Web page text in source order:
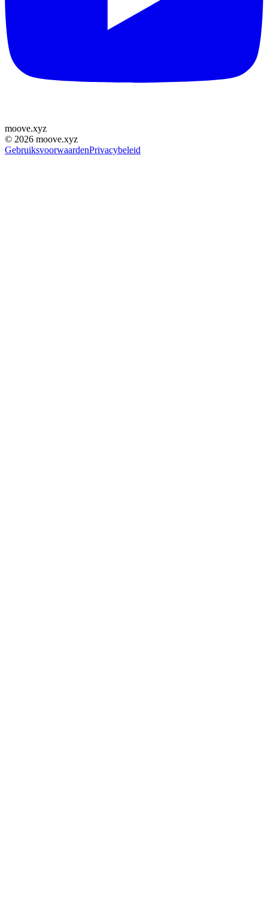
moove.xyz
© 2026 moove.xyz
GebruiksvoorwaardenPrivacybeleid